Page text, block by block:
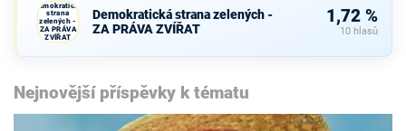
Demokratická
strana
zelených -
ZA PRÁVA
ZVÍŘAT
Demokratická strana zelených -
ZA PRÁVA ZVÍŘAT
1,72 %
10 hlasů
Nejnovější příspěvky k tématu